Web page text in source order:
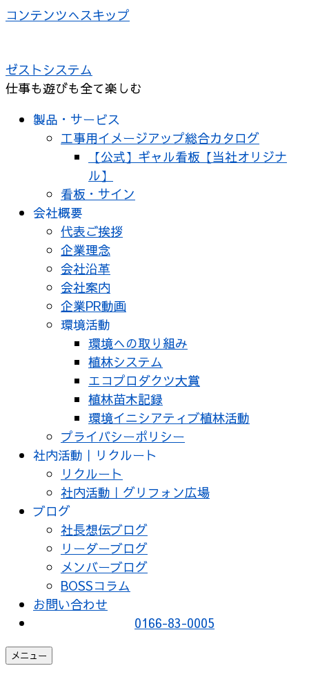
コンテンツへスキップ
ゼストシステム
仕事も遊びも全て楽しむ
製品・サービス
工事用イメージアップ総合カタログ
【公式】ギャル看板【当社オリジナ
ル】
看板・サイン
会社概要
代表ご挨拶
企業理念
会社沿革
会社案内
企業PR動画
環境活動
環境への取り組み
植林システム
エコプロダクツ大賞
植林苗木記録
環境イニシアティブ植林活動
プライバシーポリシー
社内活動｜リクルート
リクルート
社内活動｜グリフォン広場
ブログ
社長想伝ブログ
リーダーブログ
メンバーブログ
BOSSコラム
お問い合わせ
0166-83-0005
メニュー